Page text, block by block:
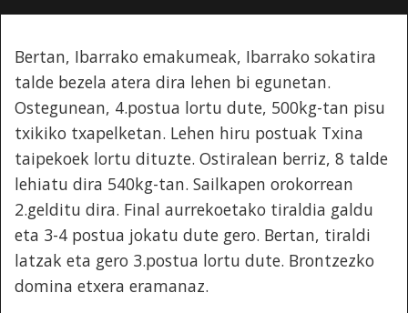
Bertan, Ibarrako emakumeak, Ibarrako sokatira
talde bezela atera dira lehen bi egunetan.
Ostegunean, 4.postua lortu dute, 500kg-tan pisu
txikiko txapelketan. Lehen hiru postuak Txina
taipekoek lortu dituzte. Ostiralean berriz, 8 talde
lehiatu dira 540kg-tan. Sailkapen orokorrean
2.gelditu dira. Final aurrekoetako tiraldia galdu
eta 3-4 postua jokatu dute gero. Bertan, tiraldi
latzak eta gero 3.postua lortu dute. Brontzezko
domina etxera eramanaz.